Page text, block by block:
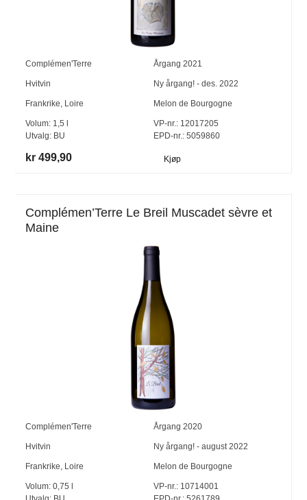
Complémen'Terre Årgang 2021
Hvitvin Ny årgang! - des. 2022
Frankrike, Loire Melon de Bourgogne
Volum: 1,5
Utvalg: BU
VP-nr.:12017205
EPD-nr.: 5059860
kr 499,90 Kjøp
Complémen’Terre Le Breil Muscadet sèvre et
Maine
Complémen'Terre Årgang 2020
Hvitvin Ny årgang! - august 2022
Frankrike, Loire Melon de Bourgogne
Volum:0,75 VP-nr.:10714001